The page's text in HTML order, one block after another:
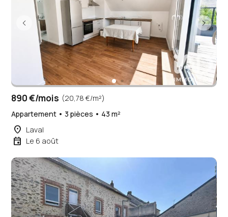
890 €/mois (20,78 €/m²)
Appartement • 3 pièces • 43 m²
place Laval
event Le 6 août